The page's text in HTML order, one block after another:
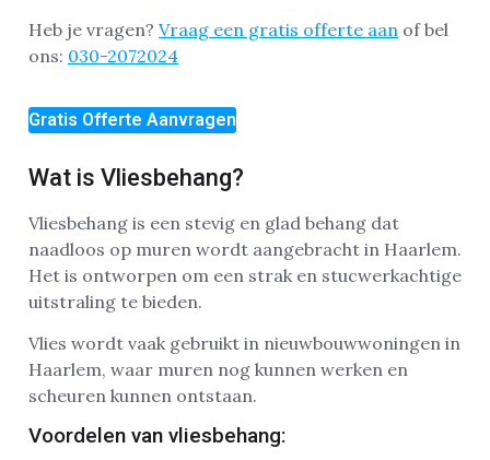
Heb je vragen? Vraag een gratis offerte aan of bel
ons: 030-2072024
Gratis Offerte Aanvragen
Wat is Vliesbehang?
Vliesbehang is een stevig en glad behang dat
naadloos op muren wordt aangebracht in Haarlem.
Het is ontworpen om een strak en stucwerkachtige
uitstraling te bieden.
Vlies wordt vaak gebruikt in nieuwbouwwoningen in
Haarlem, waar muren nog kunnen werken en
scheuren kunnen ontstaan.
Voordelen van vliesbehang: